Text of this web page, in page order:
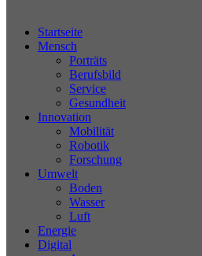
Startseite
Mensch
Porträts
Berufsbild
Service
Gesundheit
Innovation
Mobilität
Robotik
Forschung
Umwelt
Boden
Wasser
Luft
Energie
Digital